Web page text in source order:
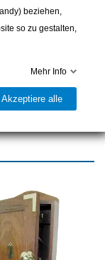
beziehen,
so zu gestalten,
Mehr Info
Akzeptiere alle